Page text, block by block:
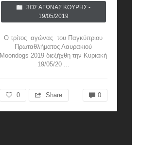
3ΟΣ ΑΓΏΝΑΣ ΚΟΎΡΗΣ -
19/05/2019
Ο τρίτος αγώνας του Παγκύπριου
Πρωταθλήματος Λαυρακιού
Moondogs 2019 διεξήχθη την Κυριακή
19/05/20 ...
0 Share 0